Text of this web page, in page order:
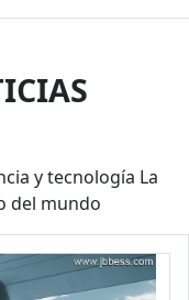
y tecnología La
del mundo